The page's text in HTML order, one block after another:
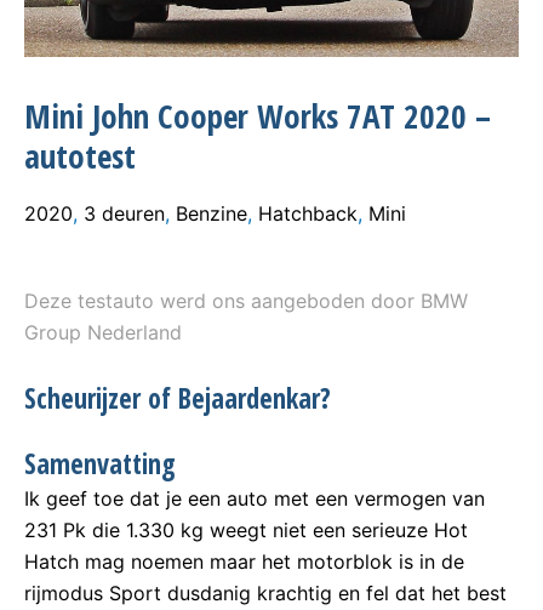
Mini John Cooper Works 7AT 2020 –
autotest
2020, 3 deuren, Benzine, Hatchback, Mini
Deze testauto werd ons aangeboden door BMW
Group Nederland
Scheurijzer of Bejaardenkar?
Samenvatting
Ik geef toe dat je een auto met een vermogen van
231 Pk die 1.330 kg weegt niet een serieuze Hot
Hatch mag noemen maar het motorblok is in de
rijmodus Sport dusdanig krachtig en fel dat het best